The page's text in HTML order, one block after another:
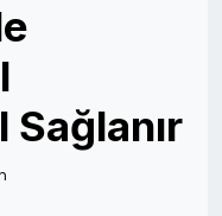
Sağlanır